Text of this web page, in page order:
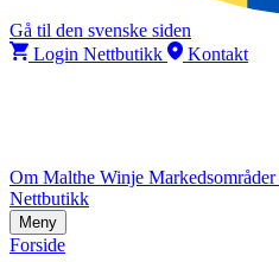
Gå til den svenske siden
Login Nettbutikk
Kontakt
Om Malthe Winje Markedsområder
Nettbutikk
Meny
Forside